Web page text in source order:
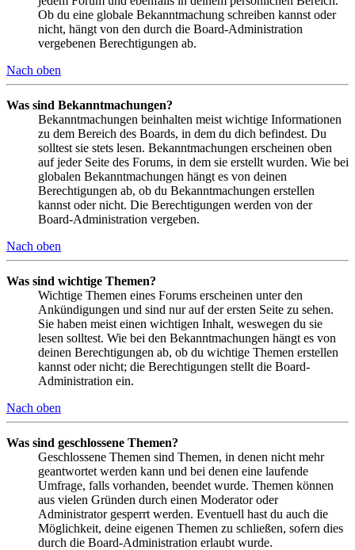
Ob du eine globale Bekanntmachung schreiben kannst oder
nicht, hängt von den durch die Board-Administration
vergebenen Berechtigungen ab.
Nach oben
Was sind Bekanntmachungen?
Bekanntmachungen beinhalten meist wichtige Informationen
zu dem Bereich des Boards, in dem du dich befindest. Du
solltest sie stets lesen. Bekanntmachungen erscheinen oben
auf jeder Seite des Forums, in dem sie erstellt wurden. Wie bei
globalen Bekanntmachungen hängt es von deinen
Berechtigungen ab, ob du Bekanntmachungen erstellen
kannst oder nicht. Die Berechtigungen werden von der
Board-Administration vergeben.
Nach oben
Was sind wichtige Themen?
Wichtige Themen eines Forums erscheinen unter den
Ankündigungen und sind nur auf der ersten Seite zu sehen.
Sie haben meist einen wichtigen Inhalt, weswegen du sie
lesen solltest. Wie bei den Bekanntmachungen hängt es von
deinen Berechtigungen ab, ob du wichtige Themen erstellen
kannst oder nicht; die Berechtigungen stellt die Board-
Administration ein.
Nach oben
Was sind geschlossene Themen?
Geschlossene Themen sind Themen, in denen nicht mehr
geantwortet werden kann und bei denen eine laufende
Umfrage, falls vorhanden, beendet wurde. Themen können
aus vielen Gründen durch einen Moderator oder
Administrator gesperrt werden. Eventuell hast du auch die
Möglichkeit, deine eigenen Themen zu schließen, sofern dies
durch die Board-Administration erlaubt wurde.